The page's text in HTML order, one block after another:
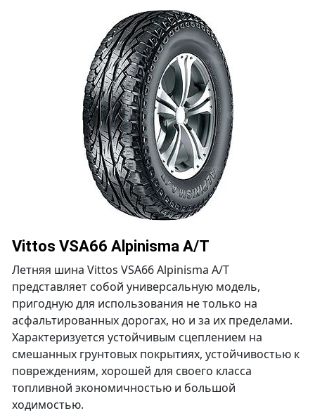
Vittos VSA66 Alpinisma A/T
Летняя шина Vittos VSA66 Alpinisma A/T
представляет собой универсальную модель,
пригодную для использования не только на
асфальтированных дорогах, но и за их пределами.
Характеризуется устойчивым сцеплением на
смешанных грунтовых покрытиях, устойчивостью к
повреждениям, хорошей для своего класса
топливной экономичностью и большой
ходимостью.